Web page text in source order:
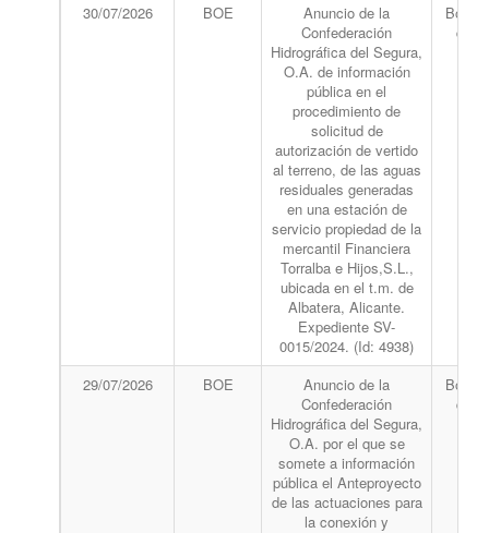
30/07/2026 BOE
Anuncio de la
Confederación
Hidrográfica del Segura,
O.A. de información
pública en el
procedimiento de
solicitud de
autorización de vertido
al terreno, de las aguas
residuales generadas
en una estación de
servicio propiedad de la
mercantil Financiera
Torralba e Hijos,S.L.,
ubicada en el t.m. de
Albatera, Alicante.
Expediente SV-
0015/2024. (Id: 4938)
del
29/07/2026 BOE
Anuncio de la
Confederación
Hidrográfica del Segura,
O.A. por el que se
somete a información
pública el Anteproyecto
de las actuaciones para
la conexión y
del